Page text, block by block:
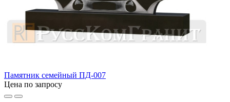
Памятник семейный ПД-007
Цена по запросу